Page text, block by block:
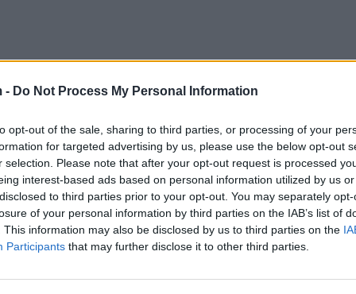
- Do Not Process My Personal Information
opt-out of the sale, sharing to third parties, or processing of your
for targeted advertising by us, please use the below opt-out
selection. Please note that after your opt-out request is processed
interest-based ads based on personal information utilized by us
to third parties prior to your opt-out. You may separately
of your personal information by third parties on the IAB’s list of
This information may also be disclosed by us to third parties on the
Participants that may further disclose it to other third parties.